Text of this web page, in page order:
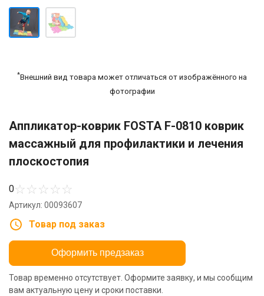
*Внешний вид товара может отличаться от изображённого на
фотографии
Аппликатор-коврик FOSTA F-0810 коврик
массажный для профилактики и лечения
плоскостопия
0☆☆☆☆☆
Артикул: 00093607
Товар под заказ
Оформить предзаказ
Товар временно отсутствует. Оформите заявку, и мы сообщим
вам актуальную цену и сроки поставки.